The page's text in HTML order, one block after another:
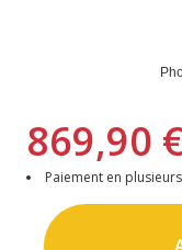
869,90
Paiement en